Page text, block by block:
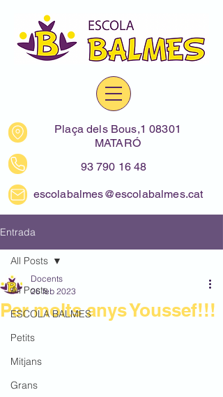
Plaça dels Bous,1 08301
MATARÓ
93 790 16 48
escolabalmes@escolabalmes.cat
Entrada
All Posts
ESCOLA BALMES
Petits
Mitjans
Grans
All Posts
Per molts anys Youssef!!!
Docents
26 feb 2023